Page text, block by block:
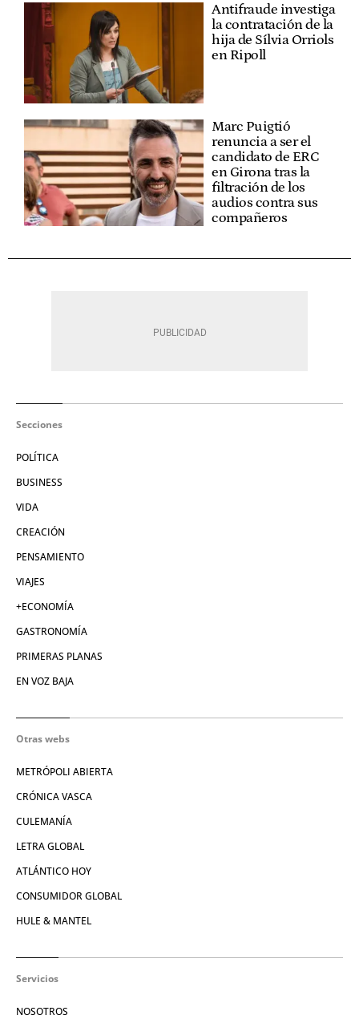
Antifraude investiga
la contratación de la
hija de Sílvia Orriols
en Ripoll
Marc Puigtió
renuncia a ser el
candidato de ERC
en Girona tras la
filtración de los
audios contra sus
compañeros
Secciones
POLÍTICA
BUSINESS
VIDA
CREACIÓN
PENSAMIENTO
VIAJES
+ECONOMÍA
GASTRONOMÍA
PRIMERAS PLANAS
EN VOZ BAJA
Otras webs
METRÓPOLI ABIERTA
CRÓNICA VASCA
CULEMANÍA
LETRA GLOBAL
ATLÁNTICO HOY
CONSUMIDOR GLOBAL
HULE & MANTEL
Servicios
NOSOTROS